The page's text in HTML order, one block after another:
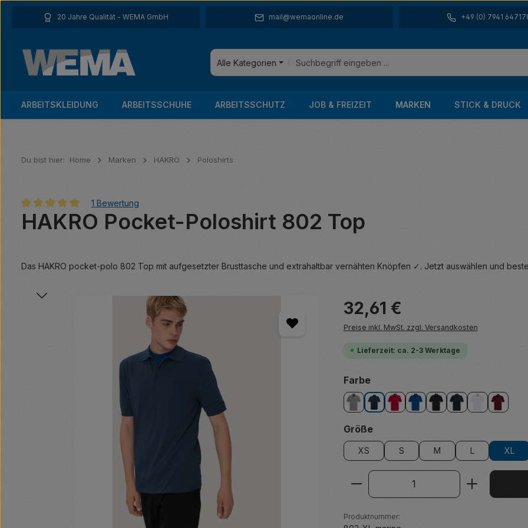
Hauptinhalt springen
Zur Suche springen
Zur Hauptnavigation springen
20 Jahre Qualität - WEMA GmbH mail@wemaonline.de +49 (0) 7941
Alle Kategorien
ARBEITSKLEIDUNG ARBEITSSCHUHE ARBEITSSCHUTZ JOB & FREIZEIT MARKEN STICK & DRUCK
Du bist hier: Home Marken HAKRO Poloshirts
Durchschnittliche Bewertung von 5 von 5 Sternen
1 Bewertung
HAKRO Pocket-Poloshirt 802 Top
Das HAKRO pocket-polo 802 Top mit aufgesetzter Brusttasche und extrahaltbar vernähten Knöpfen ✓. Jetzt auswählen und
Bildergalerie überspringen Regulärer Preis:
32,61 €
Preise inkl. MwSt. zzgl. Versandkosten
Lieferzeit: ca. 2-3 Werktage
Farbeauswählen
grau meliert
marinerot royalblauschwarz
tinte weiß weinrot
Größeauswählen
XS S M L XL
Produkt Anzahl: Gib den
Produktnummer: